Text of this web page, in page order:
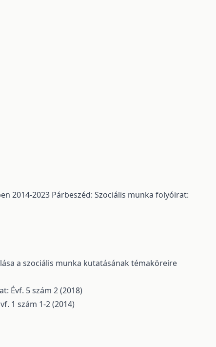
2014-2023 Párbeszéd: Szociális munka folyóirat:
a szociális munka kutatásának témaköreire
Évf. 5 szám 2 (2018)
1 szám 1-2 (2014)